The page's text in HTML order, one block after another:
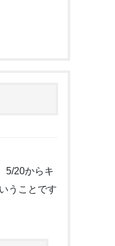
5/20からキ
うことです